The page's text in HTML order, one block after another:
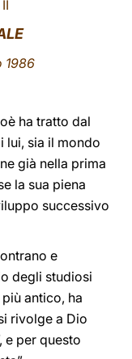
1986
ha tratto dal
lui, sia il mondo
già nella prima
la sua piena
successivo
e
degli studiosi
antico, ha
rivolge a Dio
e per questo